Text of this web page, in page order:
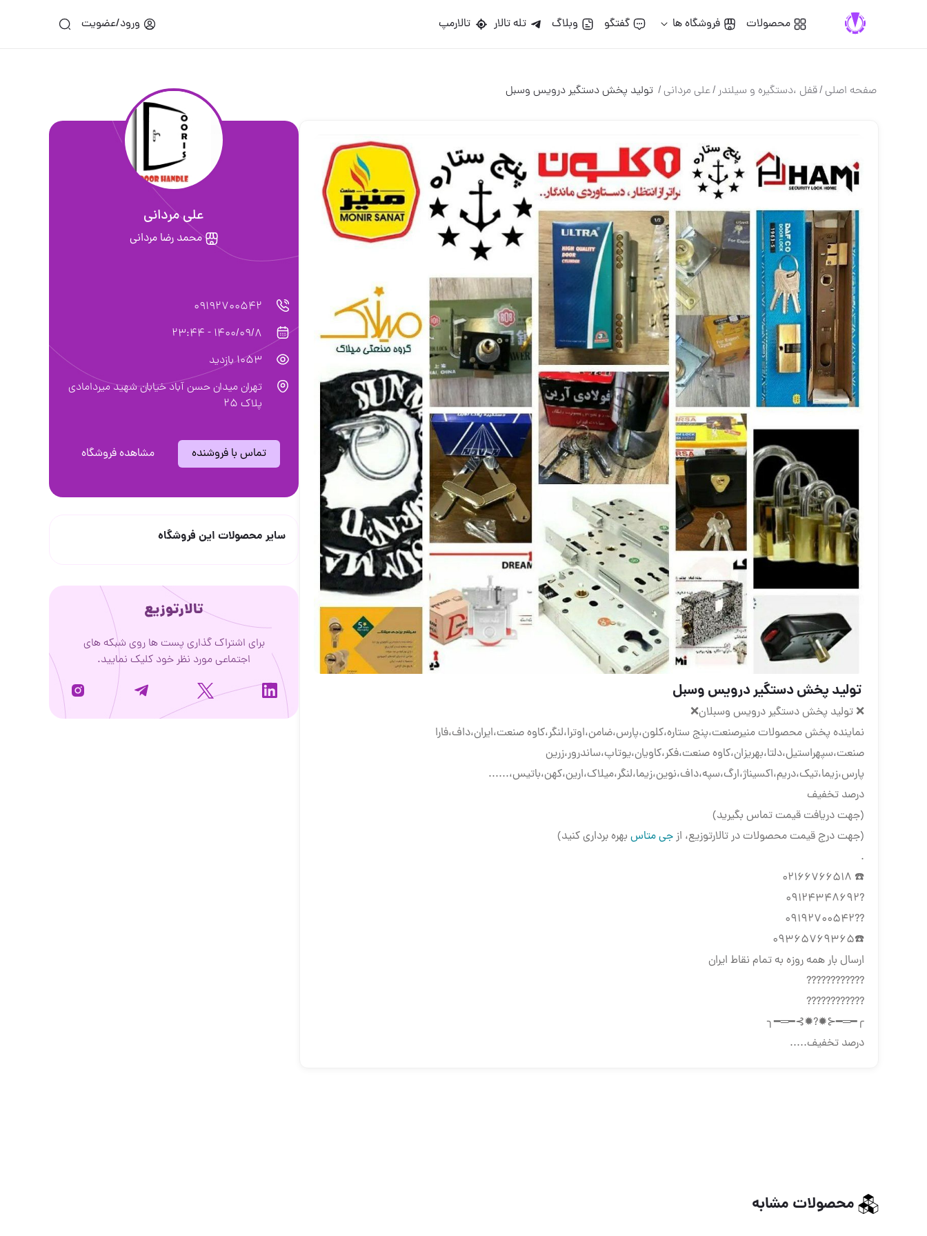
محصولات فروشگاه ها گفتگو وبلاگ تله تالار تالارمپ ورود/عضویت
صفحه اصلی/قفل ،دستگيره و سيلندر/علی مردانی/ ‌ تولید پخش دستگیر درویس وسبل
‌ تولید پخش دستگیر درویس وسبل
‌❌ تولید پخش دستگیر درویس وسبلان❌
نماینده پخش محصولات منیرصنعت،پنج ستاره،کلون،پارس،ضامن،اوترا،لنگر،کاوه صنعت،ایران،داف،فارا
صنعت،سپهراستیل،دلتا،بهریزان،کاوه صنعت،فکر،کاویان،یوتاپ،ساندرور،زرین
پارس،زیما،تیک،دریم،اکسیناژ،ارگ،سپه،داف،نوین،زیما،لنگر،میلاک،ارین،کهن،باتیس،......
درصد تخفیف
(جهت دریافت قیمت تماس بگیرید)
(جهت درج قیمت محصولات در تالارتوزیع، ازجی متاس بهره برداری کنید)
.
☎️ 02166766518
?09124348692
??09192700542
☎️09365769365
ارسال بار همه روزه به تمام نقاط ایران
????????????
????????????
╭━═━⊰✹?✹⊱━═━╮
درصد تخفیف.....
علی مردانی
محمد رضا مرداني
09192700542
1400/09/8 - 23:44
1053 بازدید
تهران میدان حسن آباد خیابان شهید میردامادی
پلاک ۲۵
تماس با فروشنده مشاهده فروشگاه
سایر محصولات این فروشگاه
تالارتوزیع
برای اشتراک گذاری پست ها روی شبکه های
اجتماعی مورد نظر خود کلیک نمایید.
محصولات مشابه